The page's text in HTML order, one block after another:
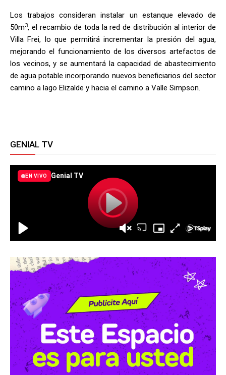
Los trabajos consideran instalar un estanque elevado de
50m3, el recambio de toda la red de distribución al interior de
Villa Frei, lo que permitirá incrementar la presión del agua,
mejorando el funcionamiento de los diversos artefactos de
los vecinos, y se aumentará la capacidad de abastecimiento
de agua potable incorporando nuevos beneficiarios del sector
camino a lago Elizalde y hacia el camino a Valle Simpson.
GENIAL TV